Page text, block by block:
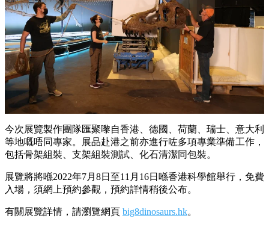
今次展覽製作團隊匯聚嚟自香港、德國、荷蘭、瑞士、意大利
等地嘅唔同專家。展品赴港之前亦進行咗多項專業準備工作，
包括骨架組裝、支架組裝測試、化石清潔同包裝。
展覽將將喺2022年7月8日至11月16日喺香港科學館舉行，免費
入場，須網上預約參觀，預約詳情稍後公布。
有關展覽詳情，請瀏覽網頁 big8dinosaurs.hk。